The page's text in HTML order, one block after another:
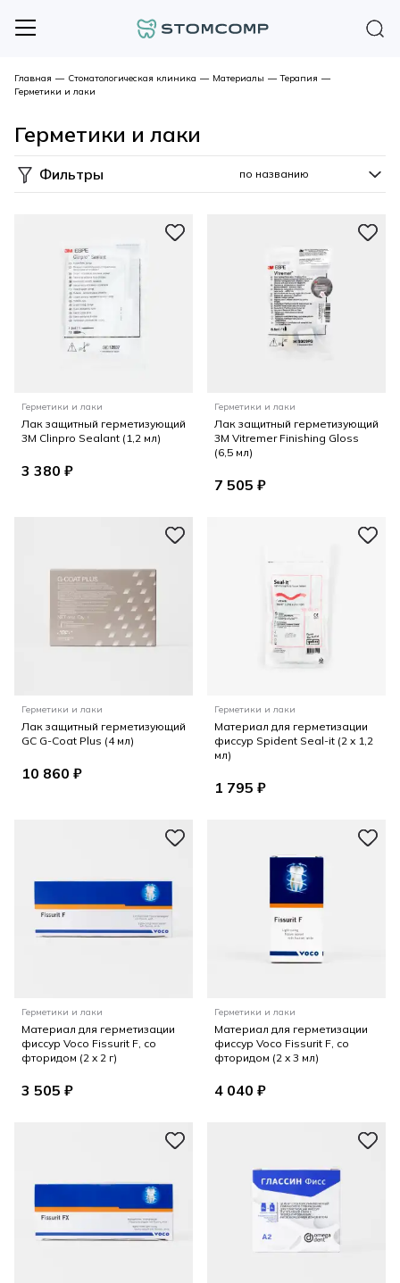
Главная — Стоматологическая клиника — Материалы — Терапия —
Герметики и лаки
Герметики и лаки
Фильтры
Герметики и лаки
Лак защитный герметизующий
3M Clinpro Sealant (1,2 мл)
3 380 ₽
Герметики и лаки
Лак защитный герметизующий
3M Vitremer Finishing Gloss
(6,5 мл)
7 505 ₽
Герметики и лаки
Лак защитный герметизующий
GC G-Coat Plus (4 мл)
10 860 ₽
Герметики и лаки
Материал для герметизации
фиссур Spident Seal-it (2 x 1,2
мл)
1 795 ₽
Герметики и лаки
Материал для герметизации
фиссур Voco Fissurit F, со
фторидом (2 x 2 г)
3 505 ₽
Герметики и лаки
Материал для герметизации
фиссур Voco Fissurit F, со
фторидом (2 x 3 мл)
4 040 ₽